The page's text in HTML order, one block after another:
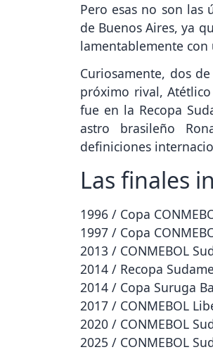
Pero esas no son las
de Buenos Aires, ya
lamentablemente
Curiosamente, dos
próximo rival,
fue en la Recopa
astro brasileño
definiciones
Las finales
1996 / Copa
1997 / Copa
2013 / CONMEBOL
2014 / Recopa
2014 / Copa Suruga
2017 / CONMEBOL
2020 / CONMEBOL
2025 / CONMEBOL